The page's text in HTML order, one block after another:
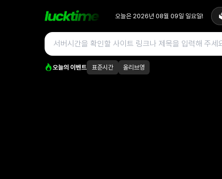
오늘은 2026년 08월 09일 일요일!
오늘의 이벤트 표준시간 올리브영